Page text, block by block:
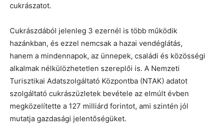
cukrászatot.
Cukrászdából jelenleg 3 ezernél is több működik
hazánkban, és ezzel nemcsak a hazai vendéglátás,
hanem a mindennapok, az ünnepek, családi és közösségi
alkalmak nélkülözhetetlen szereplői is. A Nemzeti
Turisztikai Adatszolgáltató Központba (NTAK) adatot
szolgáltató cukrászüzletek bevétele az elmúlt évben
megközelítette a 127 milliárd forintot, ami szintén jól
mutatja gazdasági jelentőségüket.